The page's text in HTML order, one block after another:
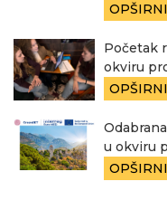
Početak
okviru
u okviru